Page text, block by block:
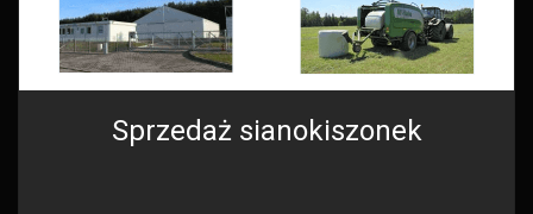
Sprzedaż sianokiszonek